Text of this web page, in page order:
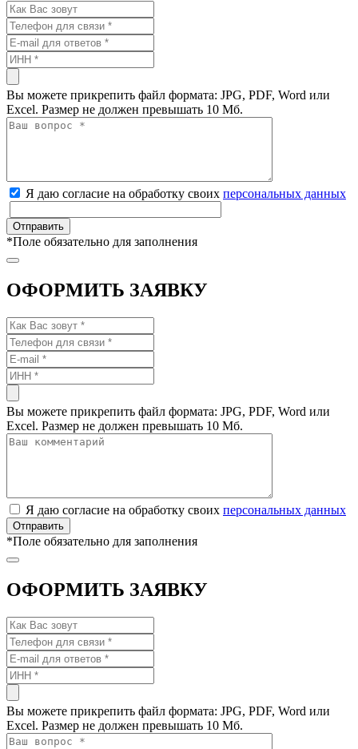
Вы можете прикрепить файл формата: JPG, PDF, Word или
Excel. Размер не должен превышать 10 Мб.
Я даю согласие на обработку своих персональных данных
*Поле обязательно для заполнения
ОФОРМИТЬ ЗАЯВКУ
Вы можете прикрепить файл формата: JPG, PDF, Word или
Excel. Размер не должен превышать 10 Мб.
Я даю согласие на обработку своих персональных данных
*Поле обязательно для заполнения
ОФОРМИТЬ ЗАЯВКУ
Вы можете прикрепить файл формата: JPG, PDF, Word или
Excel. Размер не должен превышать 10 Мб.